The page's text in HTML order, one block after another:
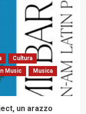
Cultura
Music
Musica
un arazzo